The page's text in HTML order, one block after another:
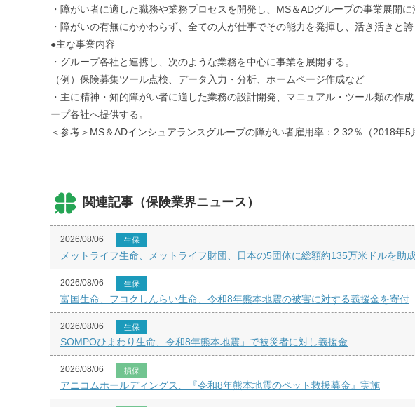
・障がい者に適した職務や業務プロセスを開発し、MS＆ADグループの事業展開に
・障がいの有無にかかわらず、全ての人が仕事でその能力を発揮し、活き活きと
●主な事業内容
・グループ各社と連携し、次のような業務を中心に事業を展開する。
（例）保険募集ツール点検、データ入力・分析、ホームページ作成など
・主に精神・知的障がい者に適した業務の設計開発、マニュアル・ツール類の
ープ各社へ提供する。
＜参考＞MS＆ADインシュアランスグループの障がい者雇用率：2.32％（2018年5
関連記事（保険業界ニュース）
2026/08/06 生保
メットライフ生命、メットライフ財団、日本の5団体に総額約135万米ドルを助
2026/08/06 生保
富国生命、フコクしんらい生命、令和8年熊本地震の被害に対する義援金を寄付
2026/08/06 生保
SOMPOひまわり生命、令和8年熊本地震」で被災者に対し義援金
2026/08/06 損保
アニコムホールディングス、『令和8年熊本地震のペット救援募金』実施